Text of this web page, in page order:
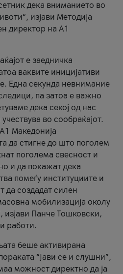
дека вниманието во
изјави Методија
директор на А1
е заедничка
ваквите иницијативи
Една секунда невнимание
па затоа е важно
дека секој од нас
во сообраќајот.
Македонија
да стигне до што поголем
поголема свесност и
и да покажат дека
помеѓу институциите и
да создадат силен
мобилизација околу
изјави Панче Тошковски,
работи.
беше активирана
“Јави се и слушни”,
можност директно да ја